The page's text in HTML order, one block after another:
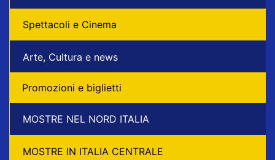
Spettacoli e Cinema
Arte, Cultura e news
Promozioni e biglietti
MOSTRE NEL NORD ITALIA
MOSTRE IN ITALIA CENTRALE